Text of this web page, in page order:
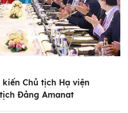
Chủ tịch Hạ viện
Đảng Amanat